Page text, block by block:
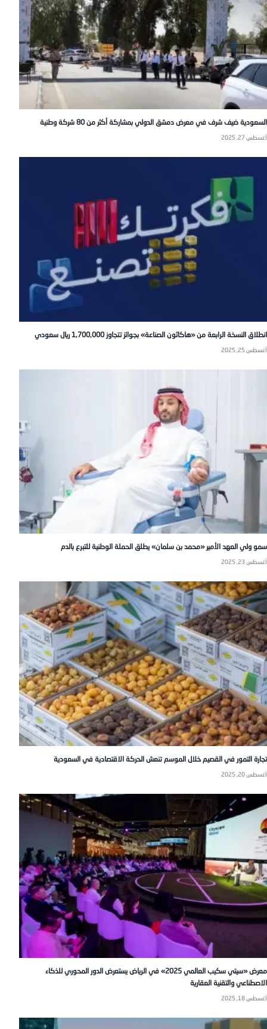
السعودية ضيف شرف في معرض دمشق الدولي بمشاركة أكثر من 80 شركة وطنية
أغسطس 27, 2025
انطلاق النسخة الرابعة من «هاكاثون الصناعة» بجوائز تتجاوز 1,700,000 ريال سعودي
أغسطس 25, 2025
سمو ولي العهد الأمير «محمد بن سلمان» يطلق الحملة الوطنية للتبرع بالدم
أغسطس 23, 2025
تجارة التمور في القصيم خلال الموسم تنعش الحركة الاقتصادية في السعودية
أغسطس 20, 2025
معرض «سيتي سكيب العالمي 2025» في الرياض يستعرض الدور المحوري للذكاء
الاصطناعي والتقنية العقارية
أغسطس 18, 2025